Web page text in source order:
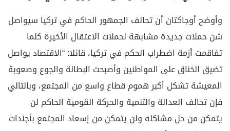
وأوضح أوجاكتان أن تحالف الجمهور الحاكم في تركيا سيواصل
شن حملات جديدة مشابهة لحملات الاعتقال الأخيرة كلما
تفاقمت أزمة اضطراب الحكم في تركيا، قائلا: “الاقتصاد يواصل
تضيق الخناق على المواطنين وأصبحت البطالة والجوع وصعوبة
المعيشة تشكل أكبر هموم قطاع واسع من المجتمع، وبالتالي
فإن تحالف العدالة والتنمية والحركة القومية الحاكم لن
يتمكن من حل مشاكله ولن يتمكن من إسعاد المجتمع بأجندات